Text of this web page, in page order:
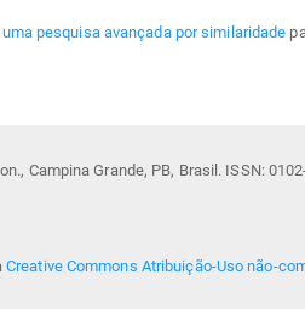
pesquisa avançada por similaridade
Campina Grande, PB, Brasil. ISSN:
Creative Commons Atribuição-Uso não-